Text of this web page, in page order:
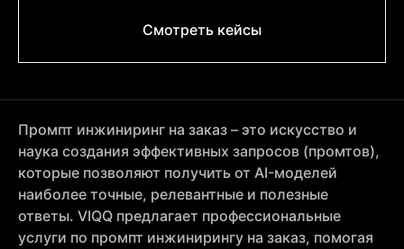
Смотреть кейсы
Промпт инжиниринг на заказ – это искусство и
наука создания эффективных запросов (промтов),
которые позволяют получить от AI-моделей
наиболее точные, релевантные и полезные
ответы. VIQQ предлагает профессиональные
услуги по промпт инжинирингу на заказ, помогая